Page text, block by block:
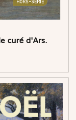
curé d'Ars.